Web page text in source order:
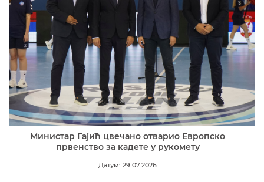
Министар Гајић цвечано отварио Европско
првенство за кадете у рукомету
Датум: 29.07.2026